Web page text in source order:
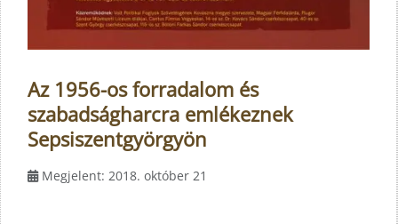
Az 1956-os forradalom és
szabadságharcra emlékeznek
Sepsiszentgyörgyön
Megjelent: 2018. október 21